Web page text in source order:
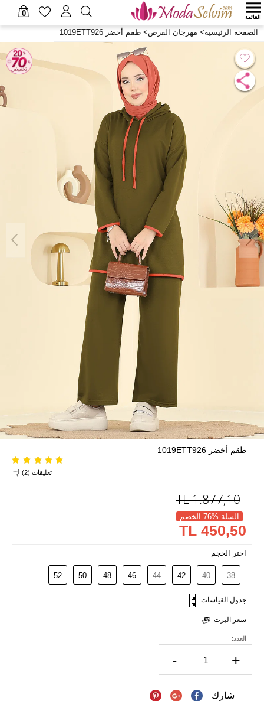
0 القائمة
الصفحة الرئيسية> مهرجان الفرص> طقم أخضر 1019ETT926
طقم أخضر 1019ETT926
تعليقات (2)
1.877,10
TL
السلة %76 الخصم
450,50 TL
اختر الحجم
38
40
42
44
46
48
50
52
جدول القياسات
سعر اليرت
العدد:
- +
شارك